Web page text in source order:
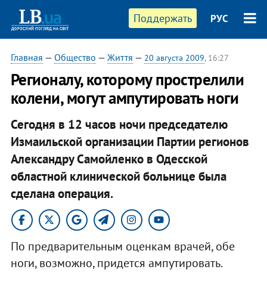
Поддержать РУС
Главная — Общество — Життя — 20 августа 2009, 16:27
Регионалу, которому прострелили
колени, могут ампутировать ноги
Сегодня в 12 часов ночи председателю
Измаильской организации Партии регионов
Александру Самойленко в Одесской
областной клинической больнице была
сделана операция.
По предварительным оценкам врачей, обе
ноги, возможно, придется ампутировать.